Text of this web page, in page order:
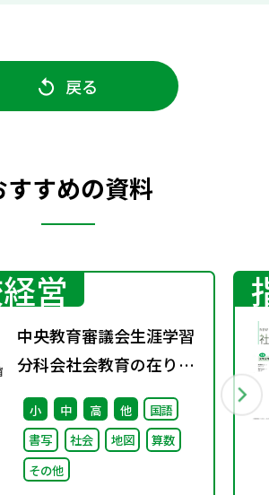
戻る
すすめの資料
営
中央教育審議会生涯学習
分科会社会教育の在り方
に関する特別部会（第1
回） 配布資料
小 中 高 他
国語
書写
社会 地図
算数
その他